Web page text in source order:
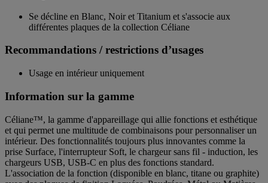
Se décline en Blanc, Noir et Titanium et s'associe aux
différentes plaques de la collection Céliane
Recommandations / restrictions d’usages
Usage en intérieur uniquement
Information sur la gamme
Céliane™, la gamme d'appareillage qui allie fonctions et esthétique
et qui permet une multitude de combinaisons pour personnaliser un
intérieur. Des fonctionnalités toujours plus innovantes comme la
prise Surface, l'interrupteur Soft, le chargeur sans fil - induction, les
chargeurs USB, USB-C en plus des fonctions standard.
L'association de la fonction (disponible en blanc, titane ou graphite)